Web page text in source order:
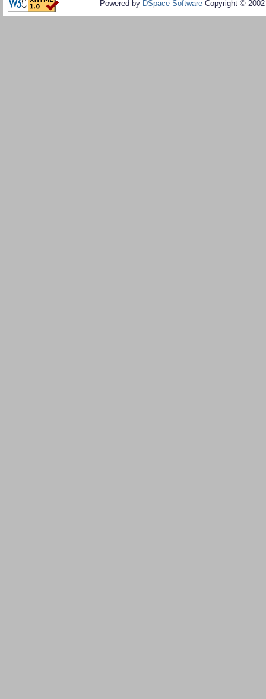
Powered by DSpace Software Copyright ©